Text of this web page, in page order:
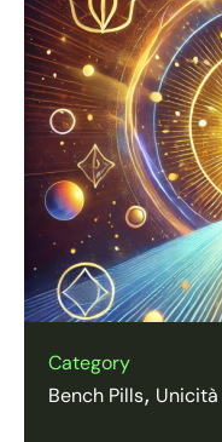
Category
Bench Pills Unicità